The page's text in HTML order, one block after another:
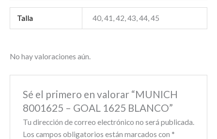
Talla 40, 41, 42, 43, 44, 45
No hay valoraciones aún.
Sé el primero en valorar “MUNICH
8001625 – GOAL 1625 BLANCO”
Tu dirección de correo electrónico no será publicada.
Los campos obligatorios están marcados con *